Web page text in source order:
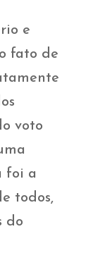
e
fato de
voto
foi a
todos,
do